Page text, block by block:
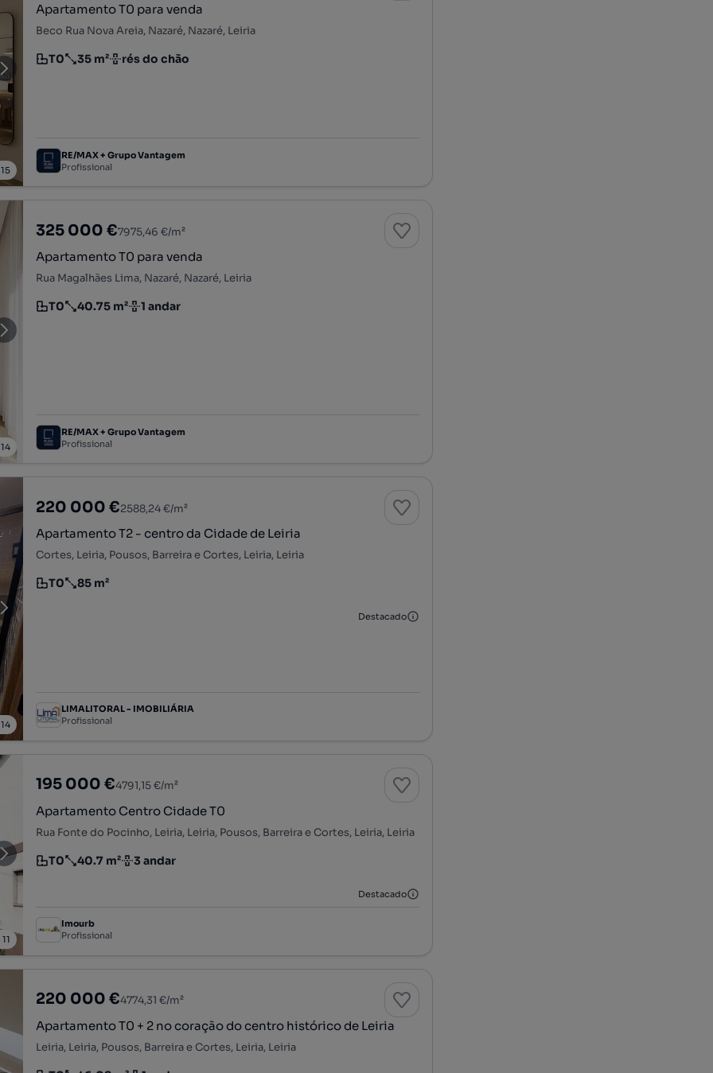
15
Apartamento T0 para venda
Beco Rua Nova Areia, Nazaré, Nazaré, Leiria
Tipologia
T0
Preço por metro quadrado
35 m²
Andar rés do chão
RE/MAX + Grupo Vantagem
Profissional
14
325 000 €7975,46 €/m²
Apartamento T0 para venda
Rua Magalhães Lima, Nazaré, Nazaré, Leiria
Tipologia
T0
Preço por metro quadrado
40.75 m²
Andar 1 andar
RE/MAX + Grupo Vantagem
Profissional
14
220 000 €2588,24 €/m²
Apartamento T2 - centro da Cidade de Leiria
Cortes, Leiria, Pousos, Barreira e Cortes, Leiria, Leiria
Tipologia
T0
Preço por metro quadrado
85 m²
Destacado
LIMALITORAL - IMOBILIÁRIA
Profissional
11
195 000 €4791,15 €/m²
Apartamento Centro Cidade T0
Rua Fonte do Pocinho, Leiria, Leiria, Pousos, Barreira e Cortes, Leiria, Leiria
Tipologia
T0
Preço por metro quadrado
40.7 m²
Andar 3 andar
Destacado
Imourb
Profissional
220 000 €4774,31 €/m²
Apartamento T0 + 2 no coração do centro histórico de Leiria
Leiria, Leiria, Pousos, Barreira e Cortes, Leiria, Leiria